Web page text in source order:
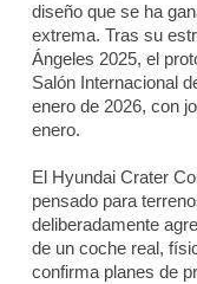
diseño que se ha
extrema. Tras su
Ángeles 2025, el
Salón Internacional
enero de 2026, con
enero.
El Hyundai Crater
pensado para
deliberadamente
de un coche real,
confirma planes de